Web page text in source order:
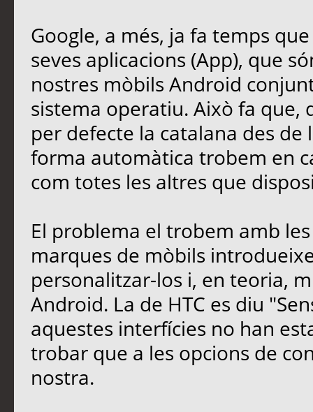
Google, a més, ja fa temps
seves aplicacions (App), que
nostres mòbils Android
sistema operatiu. Això fa que,
per defecte la catalana des
forma automàtica trobem en
com totes les altres que
El problema el trobem amb
marques de mòbils
personalitzar-los i, en teoria,
Android. La de HTC es diu
aquestes interfícies no han
trobar que a les opcions de
nostra.